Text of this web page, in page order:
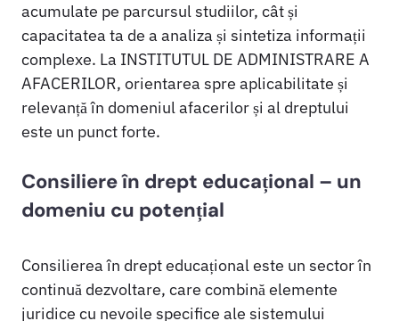
acumulate pe parcursul studiilor, cât și
capacitatea ta de a analiza și sintetiza informații
complexe. La INSTITUTUL DE ADMINISTRARE A
AFACERILOR, orientarea spre aplicabilitate și
relevanță în domeniul afacerilor și al dreptului
este un punct forte.
Consiliere în drept educațional – un
domeniu cu potențial
Consilierea în drept educațional este un sector în
continuă dezvoltare, care combină elemente
juridice cu nevoile specifice ale sistemului